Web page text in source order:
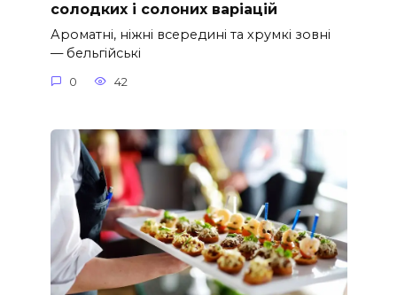
солодких і солоних варіацій
Ароматні, ніжні всередині та хрумкі зовні
— бельгійські
0 42